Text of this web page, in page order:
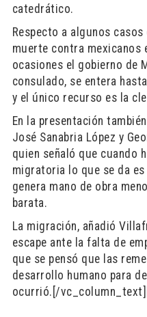
catedrático.
Respecto a algunos
muerte contra mexicanos
ocasiones el gobierno de
consulado, se entera
y el único recurso es la
En la presentación
José Sanabria López y
quien señaló que cuando
migratoria lo que se da
genera mano de obra
barata.
La migración, añadió
escape ante la falta de
que se pensó que las
desarrollo humano para
ocurrió.[/